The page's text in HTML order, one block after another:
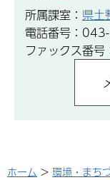
所属課室： 県土
電話番号：
ファックス番
ホーム > 環境・まち